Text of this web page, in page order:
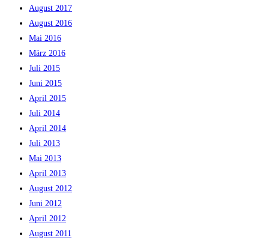
August 2017
August 2016
Mai 2016
März 2016
Juli 2015
Juni 2015
April 2015
Juli 2014
April 2014
Juli 2013
Mai 2013
April 2013
August 2012
Juni 2012
April 2012
August 2011